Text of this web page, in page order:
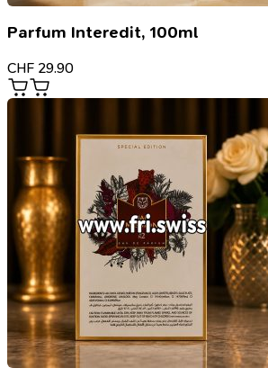
Parfum Interedit, 100ml
CHF 29.90